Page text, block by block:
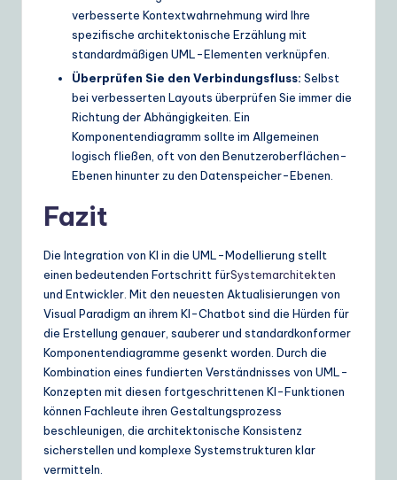
verbesserte Kontextwahrnehmung wird Ihre
spezifische architektonische Erzählung mit
standardmäßigen UML-Elementen verknüpfen.
Überprüfen Sie den Verbindungsfluss: Selbst
bei verbesserten Layouts überprüfen Sie immer die
Richtung der Abhängigkeiten. Ein
Komponentendiagramm sollte im Allgemeinen
logisch fließen, oft von den Benutzeroberflächen-
Ebenen hinunter zu den Datenspeicher-Ebenen.
Fazit
Die Integration von KI in die UML-Modellierung stellt
einen bedeutenden Fortschritt fürSystemarchitekten
und Entwickler. Mit den neuesten Aktualisierungen von
Visual Paradigm an ihrem KI-Chatbot sind die Hürden für
die Erstellung genauer, sauberer und standardkonformer
Komponentendiagramme gesenkt worden. Durch die
Kombination eines fundierten Verständnisses von UML-
Konzepten mit diesen fortgeschrittenen KI-Funktionen
können Fachleute ihren Gestaltungsprozess
beschleunigen, die architektonische Konsistenz
sicherstellen und komplexe Systemstrukturen klar
vermitteln.